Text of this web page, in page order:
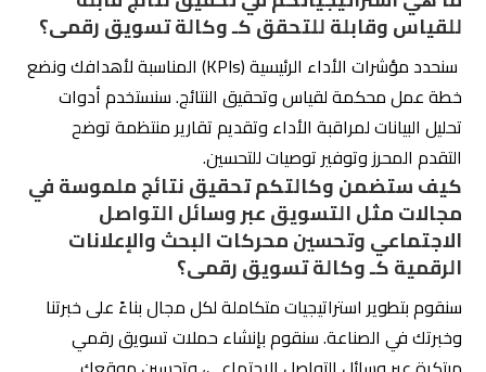
سنعمل كفريق واحد مع فريقك لضمان التواصل السلس
والتعاون المثالي. سنعقد اجتماعات منتظمة لمناقشة التقدم
والتحسينات المستقبلية. سنقدم تقارير دورية توضح النتائج ونقدم
توصيات لتحسين الأداء.
فريق شركة التزام للتسويق الإلكتروني هو فريق متخصص وخبير
يتمتع بمهارات ومعرفة واسعة في مختلف جوانب التسويق
الرقمي. من التسويق عبر وسائل التواصل الاجتماعي إلى تحسين
محركات البحث والإعلانات الرقمية، بالإضافة إلى التحليل
والابتكار، يضمن هذا الفريق تقديم أفضل الحلول التسويقية
لتحقيق أهداف عملك بنجاح. اختيار شركة التزام يعني الاستفادة
من خبرة فريق متكامل يلتزم بتحقيق نتائج ملموسة وفعّالة في
حملاتك التسويقية.